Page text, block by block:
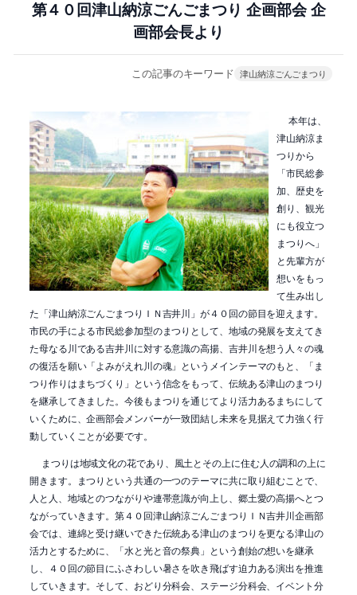
第４０回津山納涼ごんごまつり 企画部会 企
画部会長より
この記事のキーワード 津山納涼ごんごまつり
本年は、
津山納涼ま
つりから
「市民総参
加、歴史を
創り、観光
にも役立つ
まつりへ」
と先輩方が
想いをもっ
て生み出し
た「津山納涼ごんごまつりＩＮ吉井川」が４０回の節目を迎えます。
市民の手による市民総参加型のまつりとして、地域の発展を支えてき
た母なる川である吉井川に対する意識の高揚、吉井川を想う人々の魂
の復活を願い「よみがえれ川の魂」というメインテーマのもと、「ま
つり作りはまちづくり」という信念をもって、伝統ある津山のまつり
を継承してきました。今後もまつりを通じてより活力あるまちにして
いくために、企画部会メンバーが一致団結し未来を見据えて力強く行
動していくことが必要です。
まつりは地域文化の花であり、風土とその上に住む人の調和の上に
開きます。まつりという共通の一つのテーマに共に取り組むことで、
人と人、地域とのつながりや連帯意識が向上し、郷土愛の高揚へとつ
ながっていきます。第４０回津山納涼ごんごまつりＩＮ吉井川企画部
会では、連綿と受け継いできた伝統ある津山のまつりを更なる津山の
活力とするために、「水と光と音の祭典」という創始の想いを継承
し、４０回の節目にふさわしい暑さを吹き飛ばす迫力ある演出を推進
していきます。そして、おどり分科会、ステージ分科会、イベント分